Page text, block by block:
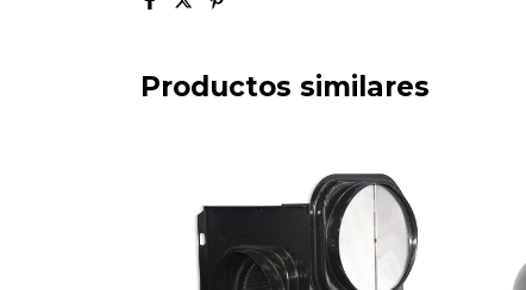
Productos similares